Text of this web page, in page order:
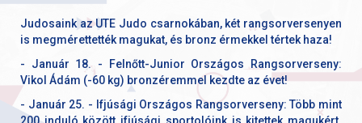
Judosaink az UTE Judo csarnokában, két rangsorversenyen
is megmérettették magukat, és bronz érmekkel tértek haza!
- Január 18. - Felnőtt-Junior Országos Rangsorverseny:
Vikol Ádám (-60 kg) bronzéremmel kezdte az évet!
- Január 25. - Ifjúsági Országos Rangsorverseny: Több mint